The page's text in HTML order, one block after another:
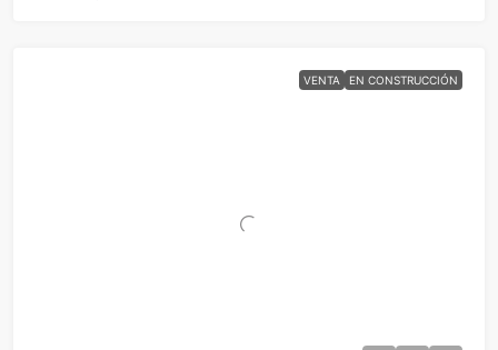
VENTA EN CONSTRUCCIÓN